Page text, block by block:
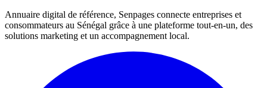
Annuaire digital de référence, Senpages connecte entreprises et
consommateurs au Sénégal grâce à une plateforme tout-en-un, des
solutions marketing et un accompagnement local.